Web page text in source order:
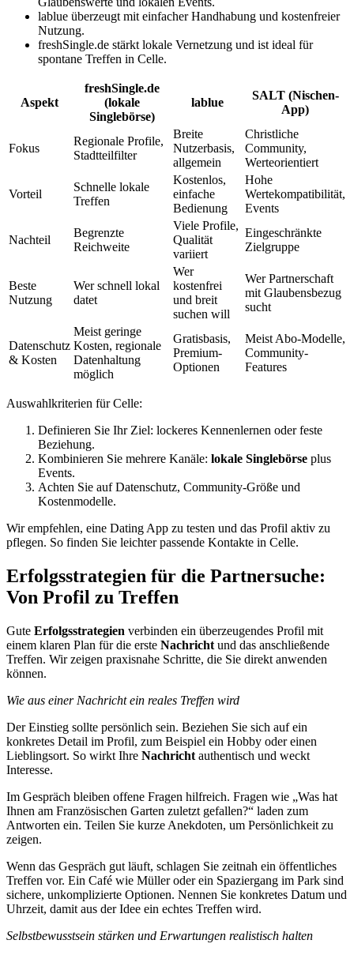
lablue überzeugt mit einfacher Handhabung und kostenfreier
Nutzung.
freshSingle.de stärkt lokale Vernetzung und ist ideal für
spontane Treffen in Celle.
Aspekt
freshSingle.de
(lokale
Singlebörse)
lablue
SALT (Nischen-
App)
Fokus
Regionale Profile,
Stadtteilfilter
Breite
Nutzerbasis,
allgemein
Christliche
Community,
Werteorientiert
Vorteil
Schnelle lokale
Treffen
Kostenlos,
einfache
Bedienung
Hohe
Wertekompatibilität,
Events
Nachteil
Begrenzte
Reichweite
Viele Profile,
Qualität
variiert
Eingeschränkte
Zielgruppe
Beste
Nutzung
Wer schnell lokal
datet
Wer
kostenfrei
und breit
suchen will
Wer Partnerschaft
mit Glaubensbezug
sucht
Datenschutz
& Kosten
Meist geringe
Kosten, regionale
Datenhaltung
möglich
Gratisbasis,
Premium-
Optionen
Meist Abo-Modelle,
Community-
Features
Auswahlkriterien für Celle:
Definieren Sie Ihr Ziel: lockeres Kennenlernen oder feste
Beziehung.
Kombinieren Sie mehrere Kanäle: lokale Singlebörse plus
Events.
Achten Sie auf Datenschutz, Community-Größe und
Kostenmodelle.
Wir empfehlen, eine Dating App zu testen und das Profil aktiv zu
pflegen. So finden Sie leichter passende Kontakte in Celle.
Erfolgsstrategien für die Partnersuche:
Von Profil zu Treffen
Gute Erfolgsstrategien verbinden ein überzeugendes Profil mit
einem klaren Plan für die erste Nachricht und das anschließende
Treffen. Wir zeigen praxisnahe Schritte, die Sie direkt anwenden
können.
Wie aus einer Nachricht ein reales Treffen wird
Der Einstieg sollte persönlich sein. Beziehen Sie sich auf ein
konkretes Detail im Profil, zum Beispiel ein Hobby oder einen
Lieblingsort. So wirkt Ihre Nachricht authentisch und weckt
Interesse.
Im Gespräch bleiben offene Fragen hilfreich. Fragen wie „Was hat
Ihnen am Französischen Garten zuletzt gefallen?“ laden zum
Antworten ein. Teilen Sie kurze Anekdoten, um Persönlichkeit zu
zeigen.
Wenn das Gespräch gut läuft, schlagen Sie zeitnah ein öffentliches
Treffen vor. Ein Café wie Müller oder ein Spaziergang im Park sind
sichere, unkomplizierte Optionen. Nennen Sie konkretes Datum und
Uhrzeit, damit aus der Idee ein echtes Treffen wird.
Selbstbewusstsein stärken und Erwartungen realistisch halten